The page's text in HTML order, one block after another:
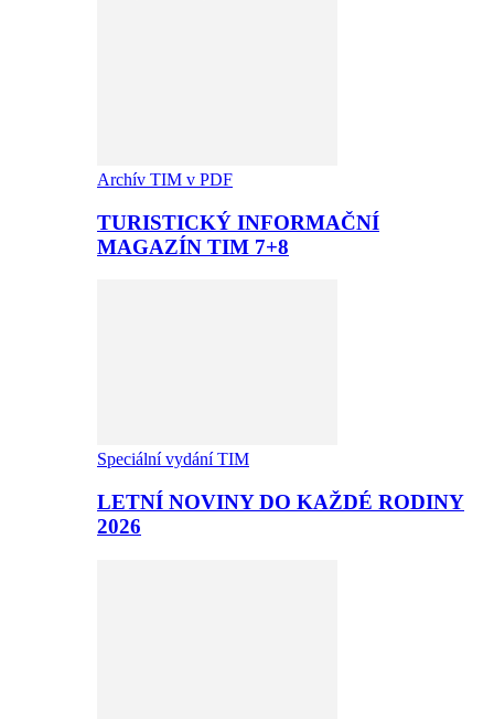
Archív TIM v PDF
TURISTICKÝ INFORMAČNÍ
MAGAZÍN TIM 7+8
Speciální vydání TIM
LETNÍ NOVINY DO KAŽDÉ RODINY
2026